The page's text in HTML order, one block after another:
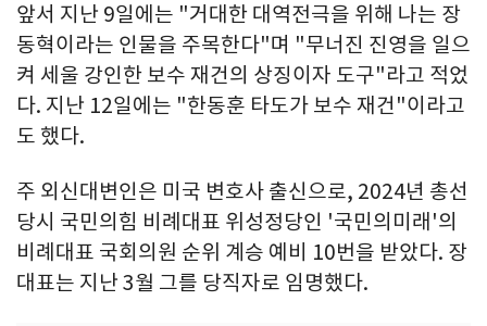
앞서 지난 9일에는 "거대한 대역전극을 위해 나는 장
동혁이라는 인물을 주목한다"며 "무너진 진영을 일으
켜 세울 강인한 보수 재건의 상징이자 도구"라고 적었
다. 지난 12일에는 "한동훈 타도가 보수 재건"이라고
도 했다.
주 외신대변인은 미국 변호사 출신으로, 2024년 총선
당시 국민의힘 비례대표 위성정당인 '국민의미래'의
비례대표 국회의원 순위 계승 예비 10번을 받았다. 장
대표는 지난 3월 그를 당직자로 임명했다.